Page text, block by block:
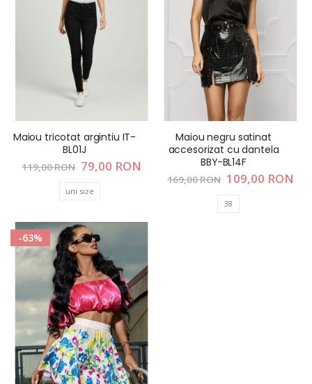
Maiou tricotat argintiu IT-
BL01J
119,00 RON Pret
special
79,00 RON
uni size
Maiou negru satinat
accesorizat cu dantela
BBY-BL14F
169,00 RON Pret
special
109,00 RON
38
-63%